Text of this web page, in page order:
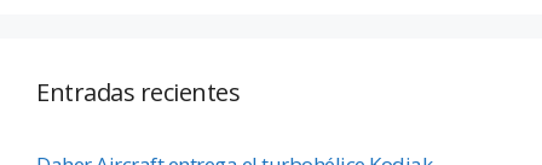
Entradas recientes